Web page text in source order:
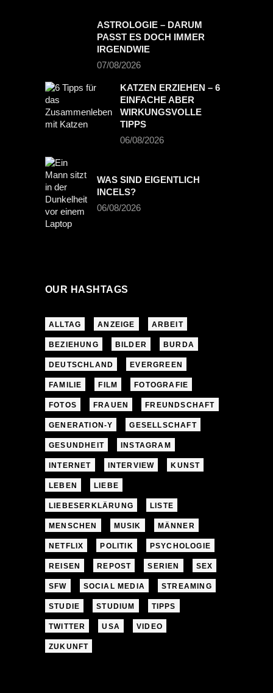
ASTROLOGIE – DARUM
PASST ES DOCH IMMER
IRGENDWIE
07/08/2026
KATZEN ERZIEHEN – 6
EINFACHE ABER
WIRKUNGSVOLLE
TIPPS
06/08/2026
WAS SIND EIGENTLICH
INCELS?
06/08/2026
OUR HASHTAGS
ALLTAG ANZEIGE ARBEIT
BEZIEHUNG BILDER BURDA
DEUTSCHLAND EVERGREEN
FAMILIE FILM FOTOGRAFIE
FOTOS FRAUEN FREUNDSCHAFT
GENERATION-Y GESELLSCHAFT
GESUNDHEIT INSTAGRAM
INTERNET INTERVIEW KUNST
LEBEN LIEBE
LIEBESERKLÄRUNG LISTE
MENSCHEN MUSIK MÄNNER
NETFLIX POLITIK PSYCHOLOGIE
REISEN REPOST SERIEN SEX
SFW SOCIAL MEDIA STREAMING
STUDIE STUDIUM TIPPS
TWITTER USA VIDEO
ZUKUNFT